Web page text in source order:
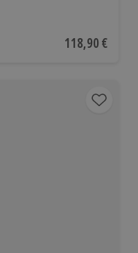
Aktueller Preis
118,90 €